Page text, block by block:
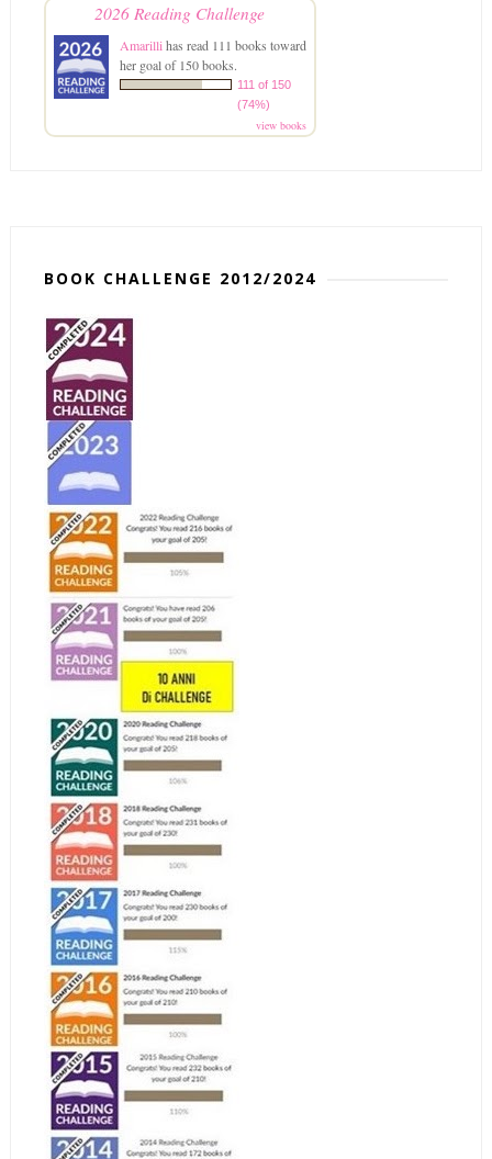
2026 Reading Challenge
Amarillihas read 111 books toward
her goal of 150 books.
111 of 150
(74%)
view books
BOOK CHALLENGE 2012/2024